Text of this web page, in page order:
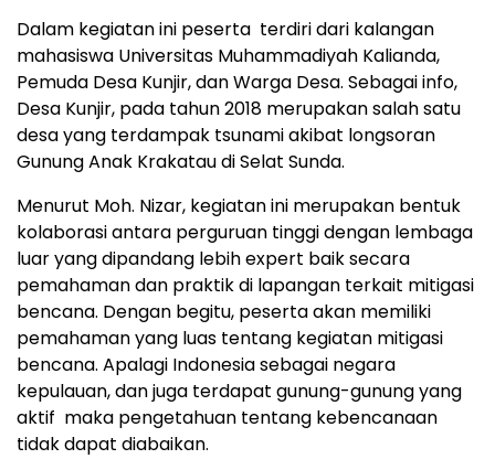
Dalam kegiatan ini peserta terdiri dari kalangan
mahasiswa Universitas Muhammadiyah Kalianda,
Pemuda Desa Kunjir, dan Warga Desa. Sebagai info,
Desa Kunjir, pada tahun 2018 merupakan salah satu
desa yang terdampak tsunami akibat longsoran
Gunung Anak Krakatau di Selat Sunda.
Menurut Moh. Nizar, kegiatan ini merupakan bentuk
kolaborasi antara perguruan tinggi dengan lembaga
luar yang dipandang lebih expert baik secara
pemahaman dan praktik di lapangan terkait mitigasi
bencana. Dengan begitu, peserta akan memiliki
pemahaman yang luas tentang kegiatan mitigasi
bencana. Apalagi Indonesia sebagai negara
kepulauan, dan juga terdapat gunung-gunung yang
aktif maka pengetahuan tentang kebencanaan
tidak dapat diabaikan.